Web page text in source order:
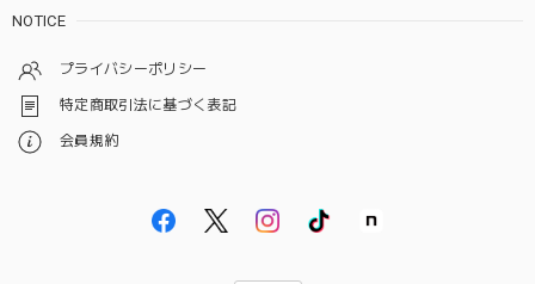
NOTICE
プライバシーポリシー
特定商取引法に基づく表記
会員規約